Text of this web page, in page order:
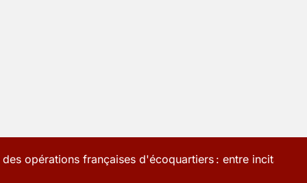
opérations françaises d'écoquartiers : entre incitation